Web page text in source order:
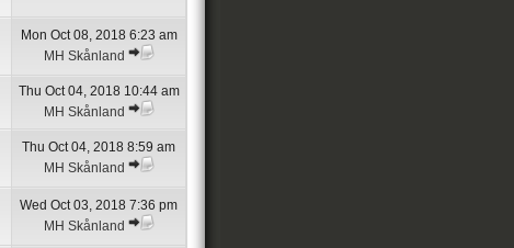
Mon Oct 08, 2018 6:23 am
MH Skånland
Thu Oct 04, 2018 10:44 am
MH Skånland
Thu Oct 04, 2018 8:59 am
MH Skånland
Wed Oct 03, 2018 7:36 pm
MH Skånland